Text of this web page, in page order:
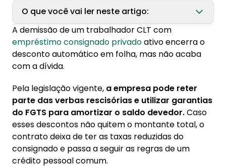
O que você vai ler neste artigo:
1. Crédito do Trabalhador: regras em caso de
demissão
1.1. Como é feito o desconto do Crédito do
2. Consignado CLT é transferido ao mudar de
emprego?
3. Dicas financeiras em caso de demissão
A demissão de um trabalhador CLT com
empréstimo consignado privadoativo encerra o
desconto automático em folha, mas não acaba
com a dívida.
Pela legislação vigente, a empresa pode reter
parte das verbas rescisórias e utilizar garantias
do FGTS para amortizar o saldo devedor.Caso
esses descontos não quitem o montante total, o
contrato deixa de ter as taxas reduzidas do
consignado e passa a seguir as regras de um
crédito pessoal comum.